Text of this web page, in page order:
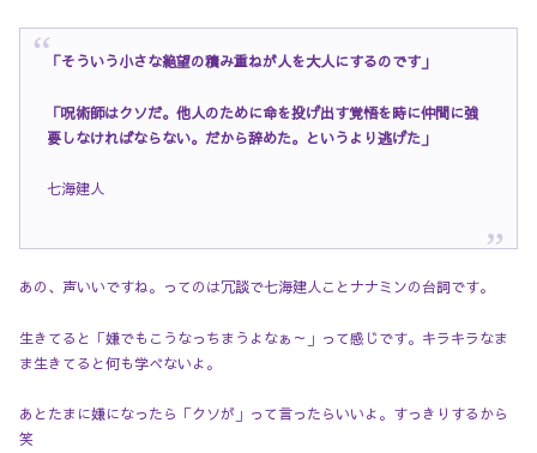
「そういう小さな絶望の積み重ねが人を大人にするのです」
「呪術師はクソだ。他人のために命を投げ出す覚悟を時に仲間に強
要しなければならない。だから辞めた。というより逃げた」
七海建人
あの、声いいですね。ってのは冗談で七海建人ことナナミンの台詞です。
生きてると「嫌でもこうなっちまうよなぁ～」って感じです。キラキラなま
ま生きてると何も学べないよ。
あとたまに嫌になったら「クソが」って言ったらいいよ。すっきりするから
笑